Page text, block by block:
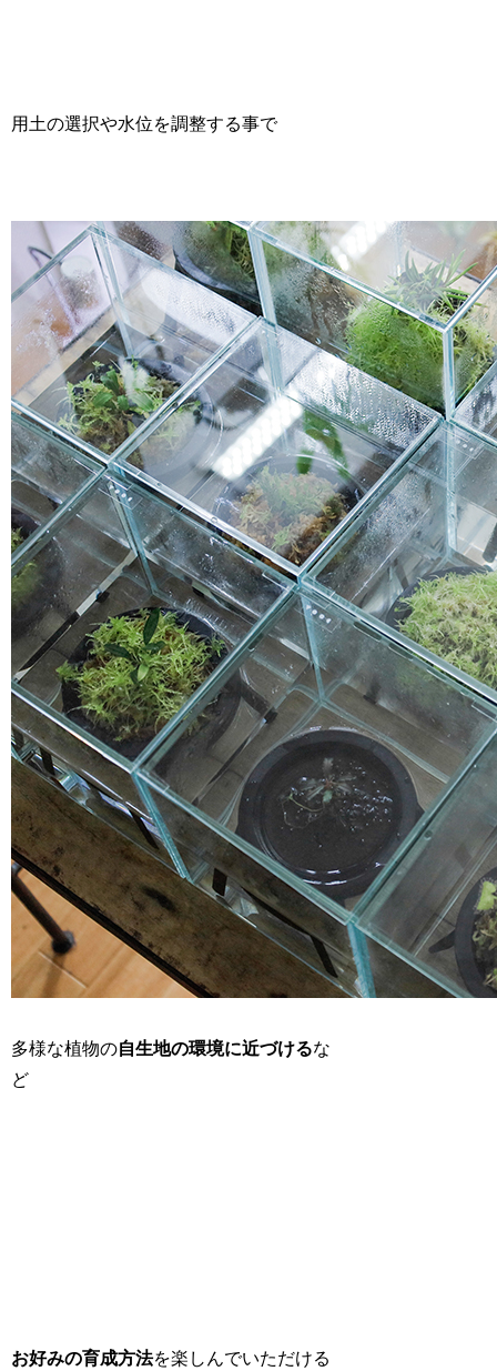
用土の選択や水位を調整する事で
多様な植物の自生地の環境に近づけるな
ど
お好みの育成方法を楽しんでいただける